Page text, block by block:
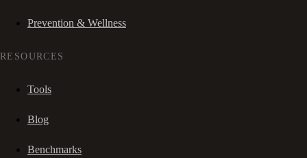
Prevention & Wellness
RESOURCES
Tools
Blog
Benchmarks